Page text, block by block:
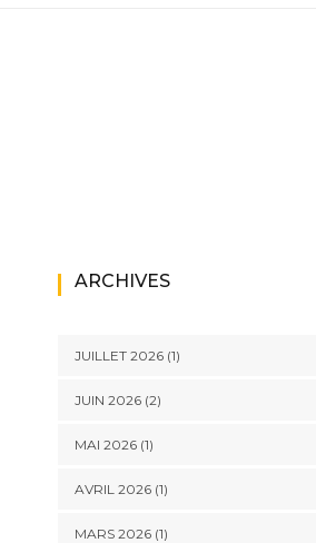
ARCHIVES
JUILLET 2026(1)
JUIN 2026(2)
MAI 2026(1)
AVRIL 2026(1)
MARS 2026(1)